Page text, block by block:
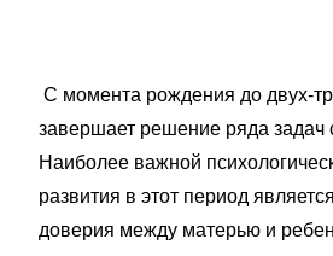
С момента рождения до двух-
завершает решение ряда задач
Наиболее важной
развития в этот период
доверия между матерью и